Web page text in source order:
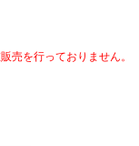
売を行っておりません。